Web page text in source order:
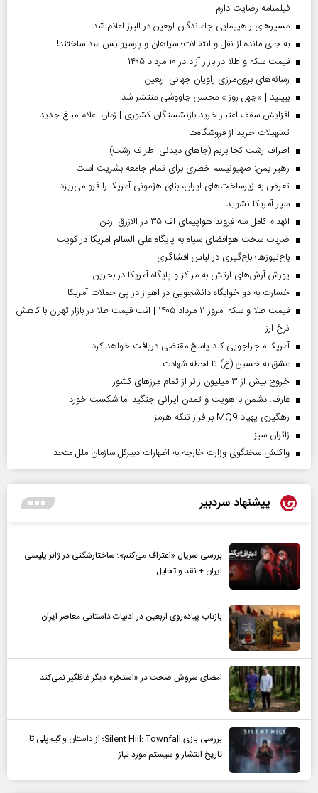
فیلمنامه رضایت دارم
مسیر‌های راهپیمایی جاماندگان اربعین در البرز اعلام شد
به جای مانده از نقل و انتقالات؛ سپاهان و پرسپولیس سد ساختند!
قیمت سکه و طلا در بازار آزاد در ۱۰ مرداد ۱۴۰۵
رسانه‌های برون‌مرزی راویان جهانی اربعین
ببینید | «چهل روز » محسن چاووشی منتشر شد
افزایش سقف اعتبار خرید بازنشستگان کشوری | زمان اعلام مبلغ جدید
تسهیلات خرید از فروشگاه‌ها
اطراف رشت کجا بریم (جاهای دیدنی اطراف رشت)
رهبر یمن: صهیونیسم خطری برای تمام جامعه بشریت است
تعرض به زیرساخت‌های ایران، بنای هژمونی آمریکا را فرو می‌ریزد
سپر آمریکا نشوید
انهدام کامل سه فروند هواپیمای اف ۳۵ در الازرق اردن
ضربات سخت هوافضای سپاه به پایگاه علی السالم آمریکا در کویت
باج‌نیوزها؛ باج‌گیری در لباس افشاگری
یورش آرش‌های ارتش به مراکز و پایگاه‌ آمریکا در بحرین
خسارت به دو خوابگاه دانشجویی در اهواز در پی حملات آمریکا
قیمت طلا و سکه امروز ۱۱ مرداد ۱۴۰۵ | افت قیمت طلا در بازار تهران با کاهش
نرخ ارز
آمریکا ماجراجویی کند پاسخ مقتضی دریافت خواهد کرد
عشق به حسین (ع) تا لحظه شهادت
خروج بیش از ۳ میلیون زائر از تمام مرز‌های کشور
عارف: دشمن با هویت و تمدن ایرانی جنگید اما شکست خورد
رهگیری پهپاد MQ9 بر فراز تنگه هرمز
‌زائران سبز
واکنش سخنگوی وزارت خارجه به اظهارات دبیرکل سازمان ملل متحد
پیشنهاد سردبیر
بررسی سریال «اعتراف می‌کنم»؛ ساختارشکنی در ژانر پلیسی
ایران + نقد و تحلیل
بازتاب پیاده‌روی اربعین در ادبیات داستانی معاصر ایران
امضای سروش صحت در «استخر» دیگر غافلگیر نمی‌کند
بررسی بازی Silent Hill: Townfall؛ از داستان و گیم‌پلی تا
تاریخ انتشار و سیستم مورد نیاز